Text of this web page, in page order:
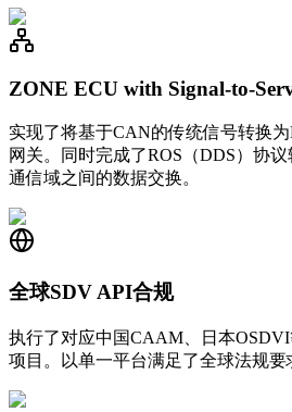
ZONE ECU with Signal-to-
实现了将基于CAN的传统信号转换为
网关。同时完成了ROS（DDS）协
通信域之间的数据交换。
全球SDV API合规
执行了对应中国CAAM、日本
项目。以单一平台满足了全球法规要